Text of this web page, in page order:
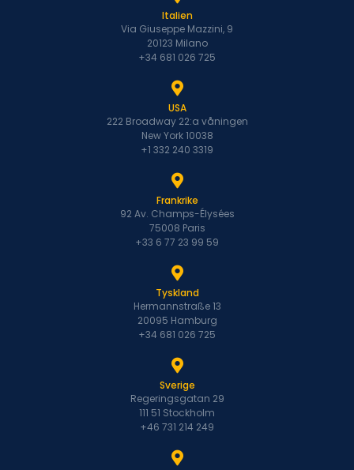
Italien
Via Giuseppe Mazzini, 9
20123 Milano
+34 681 026 725
USA
222 Broadway 22:a våningen
New York 10038
+1 332 240 3319
Frankrike
92 Av. Champs-Élysées
75008 Paris
+33 6 77 23 99 59
Tyskland
Hermannstraße 13
20095 Hamburg
+34 681 026 725
Sverige
Regeringsgatan 29
111 51 Stockholm
+46 731 214 249